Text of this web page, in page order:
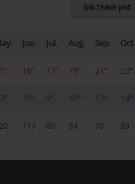
Jun. Jul. Aug. Sep. Oct.
18° 17° 19° 21° 23°
10° 9° 10° 12° 14°
117 80 94 70 83